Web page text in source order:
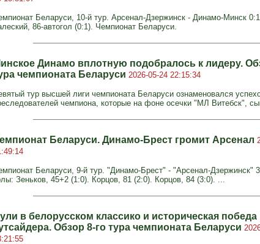
Беларуси, 10-й тур. Арсенал-Дзержинск - Динамо-Минск
86-автогол (0:1). Чемпионат Беларуси.
Динамо вплотную подобралось к лидеру.
чемпионата Беларуси 2026-05-24 22:15:34
тур высшей лиги чемпионата Беларуси ознаменовался
чемпиона, которые на фоне осечки "МЛ Витебск",
Беларуси. Динамо-Брест громит Арсенал
Беларуси, 9-й тур. "Динамо-Брест" - "Арсенал-Дзержинск"
Зеньков, 45+2 (1:0). Корцов, 81 (2:0). Корцов, 84 (3:0). ...
в белорусском классико и историческая победа
Обзор 8-го тура чемпионата Беларуси